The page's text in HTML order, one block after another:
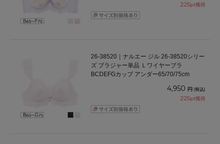
225pt獲得
26-38520｜ナルエー ジル 26-38520シリー
ズ ブラジャー単品 Ｌワイヤーブラ
BCDEFGカップ アンダー65/70/75cm
4,950 円 (税込)
225pt獲得